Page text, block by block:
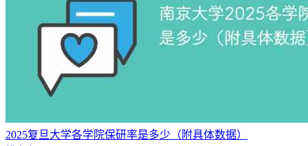
人，其中硕师计划22人，普通推免生263人。
10、浙江理工大学
2025届保研人数180人。
11、浙江中医药大学
2026届保研人数381人。
2025复旦大学各学院保研率是多少（附具体数据）